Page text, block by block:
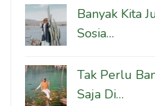
Banyak Kita
Sosia…
Tak Perlu
Saja Di…